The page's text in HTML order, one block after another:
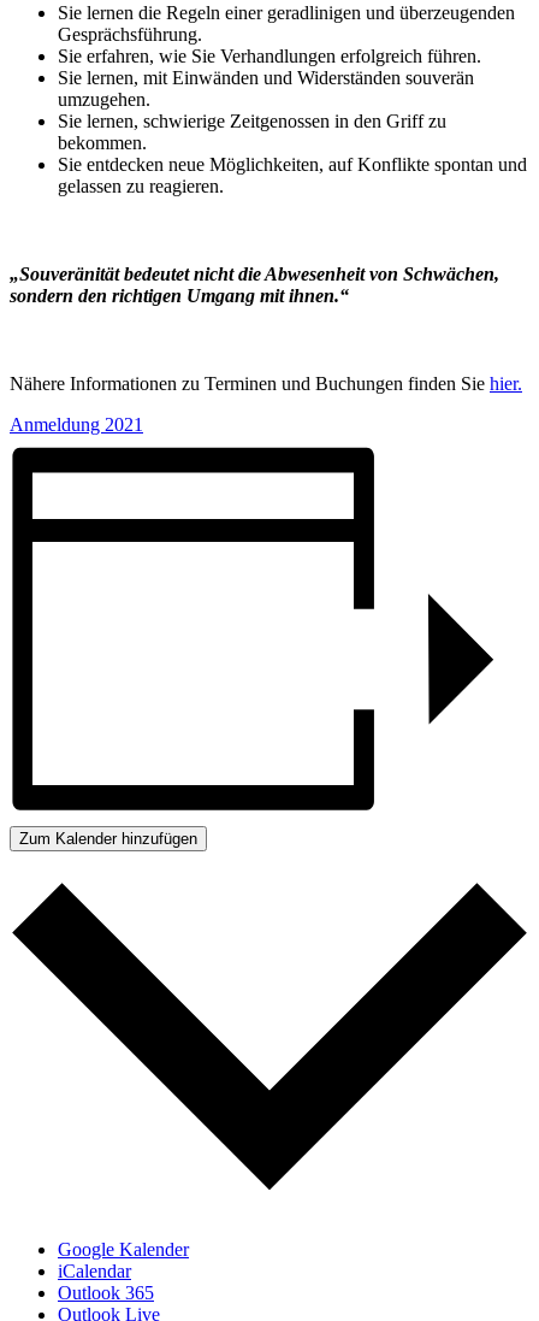
Sie lernen die Regeln einer geradlinigen und überzeugenden
Gesprächsführung.
Sie erfahren, wie Sie Verhandlungen erfolgreich führen.
Sie lernen, mit Einwänden und Widerständen souverän
umzugehen.
Sie lernen, schwierige Zeitgenossen in den Griff zu
bekommen.
Sie entdecken neue Möglichkeiten, auf Konflikte spontan und
gelassen zu reagieren.
„Souveränität bedeutet nicht die Abwesenheit von Schwächen,
sondern den richtigen Umgang mit ihnen.“
Nähere Informationen zu Terminen und Buchungen finden Sie hier.
Anmeldung 2021
Zum Kalender hinzufügen
Google Kalender
iCalendar
Outlook 365
Outlook Live